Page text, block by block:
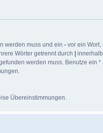
werden muss und ein - vor ein Wort,
Wörter getrennt durch
werden muss. Benutze ein *
Übereinstimmungen.